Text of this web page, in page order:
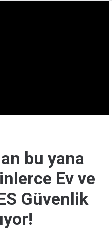
bu yana
Ev ve
Güvenlik